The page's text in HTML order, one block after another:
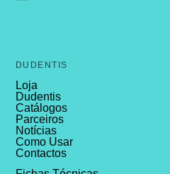
DUDENTIS
Loja
Dudentis
Catálogos
Parceiros
Notícias
Como Usar
Contactos